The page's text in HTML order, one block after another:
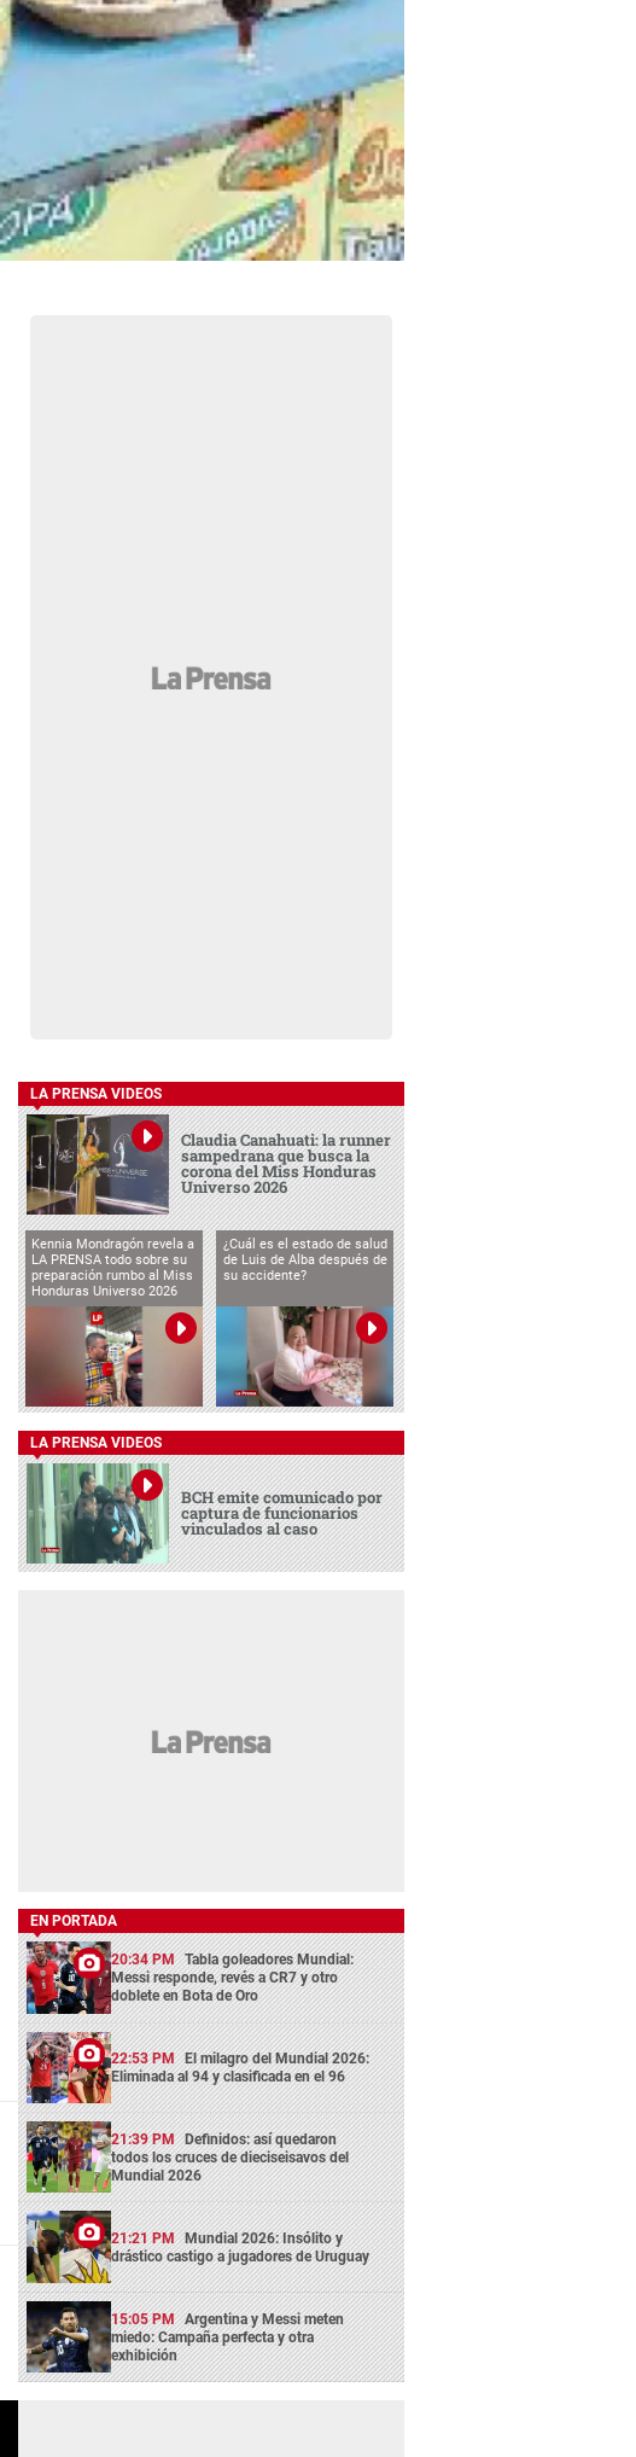
LA PRENSA VIDEOS
Claudia Canahuati: la runner
sampedrana que busca la
corona del Miss Honduras
Universo 2026
Kennia Mondragón revela a
LA PRENSA todo sobre su
preparación rumbo al Miss
Honduras Universo 2026
¿Cuál es el estado de salud
de Luis de Alba después de
su accidente?
LA PRENSA VIDEOS
BCH emite comunicado por
captura de funcionarios
vinculados al caso
EN PORTADA
20:34 PM Tabla goleadores Mundial:
Messi responde, revés a CR7 y otro
doblete en Bota de Oro
22:53 PM El milagro del Mundial 2026:
Eliminada al 94 y clasificada en el 96
21:39 PM Definidos: así quedaron
todos los cruces de dieciseisavos del
Mundial 2026
21:21 PM Mundial 2026: Insólito y
drástico castigo a jugadores de Uruguay
15:05 PM Argentina y Messi meten
miedo: Campaña perfecta y otra
exhibición